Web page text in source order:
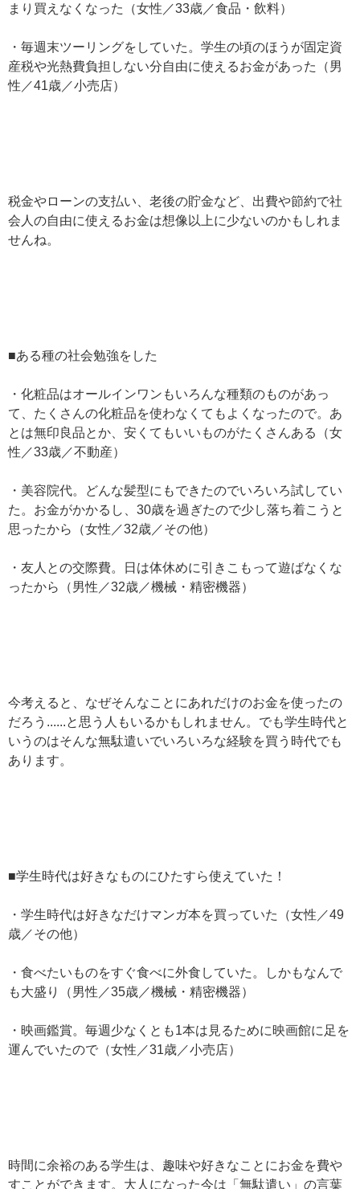
まり買えなくなった（女性／33歳／食品・飲料）
・毎週末ツーリングをしていた。学生の頃のほうが固定資
産税や光熱費負担しない分自由に使えるお金があった（男
性／41歳／小売店）
税金やローンの支払い、老後の貯金など、出費や節約で社
会人の自由に使えるお金は想像以上に少ないのかもしれま
せんね。
■ある種の社会勉強をした
・化粧品はオールインワンもいろんな種類のものがあっ
て、たくさんの化粧品を使わなくてもよくなったので。あ
とは無印良品とか、安くてもいいものがたくさんある（女
性／33歳／不動産）
・美容院代。どんな髪型にもできたのでいろいろ試してい
た。お金がかかるし、30歳を過ぎたので少し落ち着こうと
思ったから（女性／32歳／その他）
・友人との交際費。日は体休めに引きこもって遊ばなくな
ったから（男性／32歳／機械・精密機器）
今考えると、なぜそんなことにあれだけのお金を使ったの
だろう......と思う人もいるかもしれません。でも学生時代と
いうのはそんな無駄遣いでいろいろな経験を買う時代でも
あります。
■学生時代は好きなものにひたすら使えていた！
・学生時代は好きなだけマンガ本を買っていた（女性／49
歳／その他）
・食べたいものをすぐ食べに外食していた。しかもなんで
も大盛り（男性／35歳／機械・精密機器）
・映画鑑賞。毎週少なくとも1本は見るために映画館に足を
運んでいたので（女性／31歳／小売店）
時間に余裕のある学生は、趣味や好きなことにお金を費や
すことができます。大人になった今は「無駄遣い」の言葉